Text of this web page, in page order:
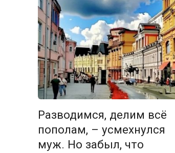
Разводимся, делим всё
пополам, – усмехнулся
муж. Но забыл, что